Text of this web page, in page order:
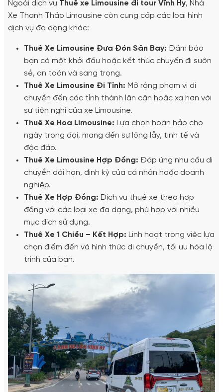
Ngoài dịch vụ Thuê xe Limousine đi tour Vĩnh Hy, Nhà
Xe Thanh Thảo Limousine còn cung cấp các loại hình
dịch vụ đa dạng khác:
Thuê Xe Limousine Đưa Đón Sân Bay: Đảm bảo
bạn có một khởi đầu hoặc kết thúc chuyến đi suôn
sẻ, an toàn và sang trọng.
Thuê Xe Limousine Đi Tỉnh: Mở rộng phạm vi di
chuyển đến các tỉnh thành lân cận hoặc xa hơn với
sự tiện nghi của xe Limousine.
Thuê Xe Hoa Limousine: Lựa chọn hoàn hảo cho
ngày trọng đại, mang đến sự lộng lẫy, tinh tế và
độc đáo.
Thuê Xe Limousine Hợp Đồng: Đáp ứng nhu cầu di
chuyển dài hạn, định kỳ của cá nhân hoặc doanh
nghiệp.
Thuê Xe Hợp Đồng: Dịch vụ thuê xe theo hợp
đồng với các loại xe đa dạng, phù hợp với nhiều
mục đích sử dụng.
Thuê Xe 1 Chiều – Kết Hợp: Linh hoạt trong việc lựa
chọn điểm đến và hình thức di chuyển, tối ưu hóa lộ
trình của bạn.